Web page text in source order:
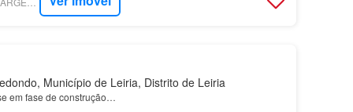
Município de Leiria, Distrito de Leiria
em fase de construção…